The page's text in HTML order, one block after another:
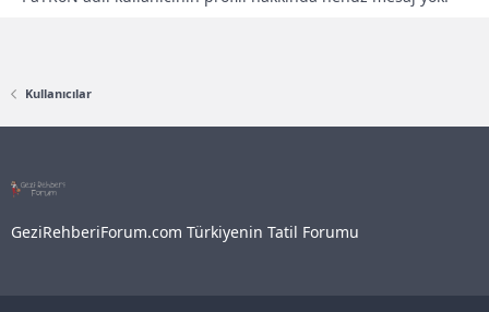
Kullanıcılar
GeziRehberiForum.com Türkiyenin Tatil Forumu